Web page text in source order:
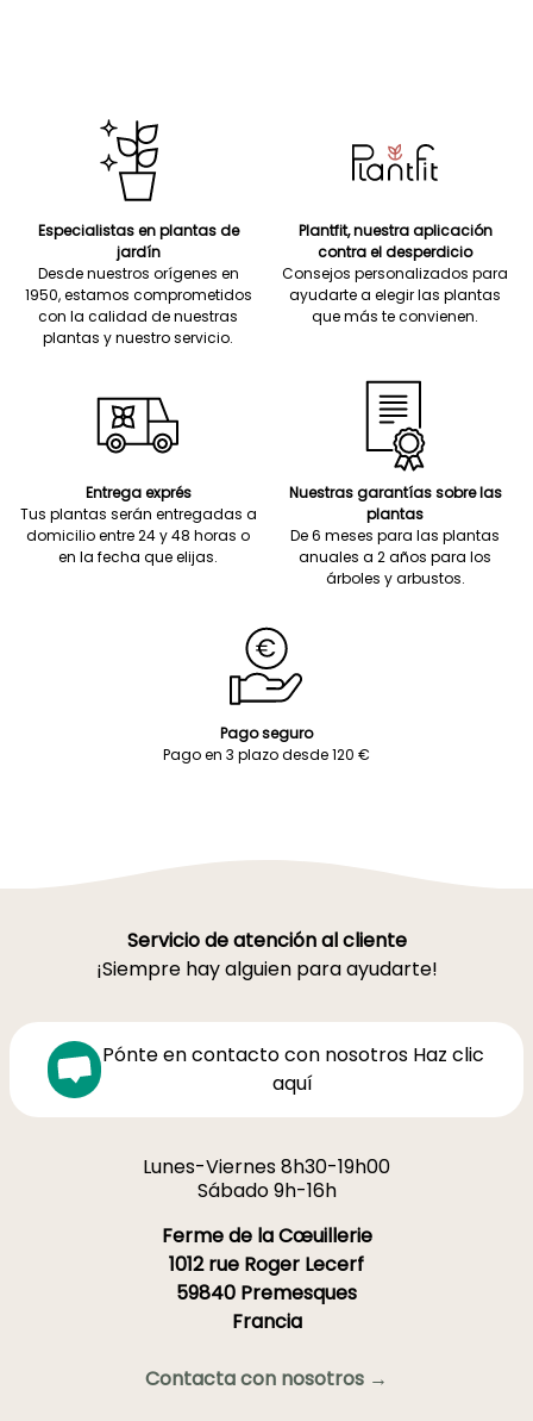
Especialistas en plantas de
jardín
Desde nuestros orígenes en
1950, estamos comprometidos
con la calidad de nuestras
plantas y nuestro servicio.
Plantfit, nuestra aplicación
contra el desperdicio
Consejos personalizados para
ayudarte a elegir las plantas
que más te convienen.
Entrega exprés
Tus plantas serán entregadas a
domicilio entre 24 y 48 horas o
en la fecha que elijas.
Nuestras garantías sobre las
plantas
De 6 meses para las plantas
anuales a 2 años para los
árboles y arbustos.
Pago seguro
Pago en 3 plazo desde 120 €
Servicio de atención al cliente
¡Siempre hay alguien para ayudarte!
Pónte en contacto con nosotros Haz clic
aquí
Lunes-Viernes 8h30-19h00
Sábado 9h-16h
Ferme de la Cœuillerie
1012 rue Roger Lecerf
59840 Premesques
Francia
Contacta con nosotros →